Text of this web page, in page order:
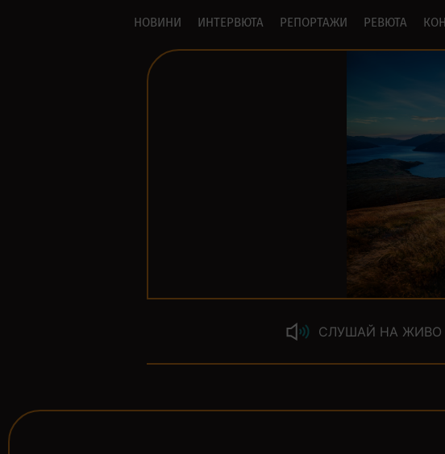
НОВИНИ ИНТЕРВЮТА РЕПОРТАЖИ РЕВЮТА
СЛУШАЙ НА ЖИВО